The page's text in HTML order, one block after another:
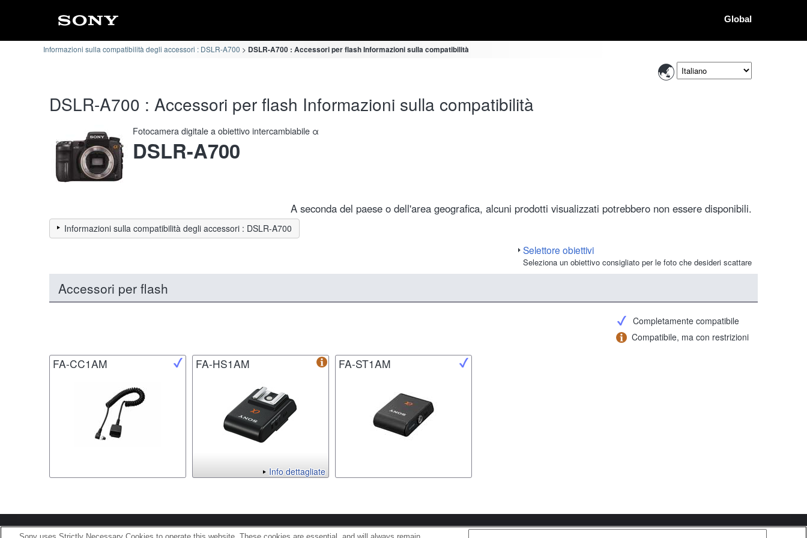
Global
Informazioni sulla compatibilità degli accessori : DSLR-A700 DSLR-A700 : Accessori per flash Informazioni sulla compatibilità
DSLR-A700 : Accessori per flash Informazioni sulla compatibilità
Fotocamera digitale a obiettivo intercambiabile α
DSLR-A700
A seconda del paese o dell'area geografica, alcuni prodotti visualizzati potrebbero non essere disponibili.
Informazioni sulla compatibilità degli accessori : DSLR-A700
Selettore obiettivi
Seleziona un obiettivo consigliato per le foto che desideri scattare
Accessori per flash
Completamente compatibile
Compatibile, ma con restrizioni
FA-CC1AM FA-HS1AM
Info dettagliate
FA-ST1AM
Copyright 2026 Sony Corporation